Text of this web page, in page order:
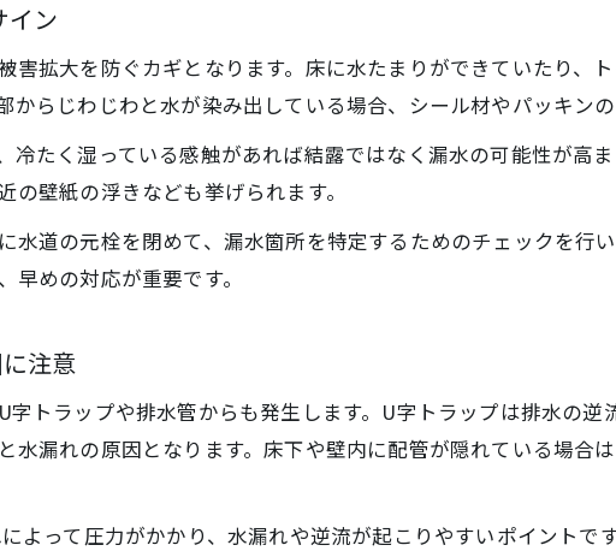
調査費用がかかる場合の注意点まとめ
安心して進める費用負担と相談の流れ
トイレ水漏れ時の費用負担区分を確認しよう
賃貸と持ち家で異なる負担と対応の違い
保険や管理会社への相談時の注意事項
業者見積り前に知るべき費用のポイント
イン
害拡大を防ぐカギとなります。床に水たまりができていたり、
らじわじわと水が染み出している場合、シール材やパッキンの
冷たく湿っている感触があれば結露ではなく漏水の可能性が高
壁紙の浮きなども挙げられます。
水道の元栓を閉めて、漏水箇所を特定するためのチェックを行
めの対応が重要です。
注意
字トラップや排水管からも発生します。U字トラップは排水の
水漏れの原因となります。床下や壁内に配管が隠れている場合
よって圧力がかかり、水漏れや逆流が起こりやすいポイントで
お問い合わせはこちら
お問い合わせはこちら